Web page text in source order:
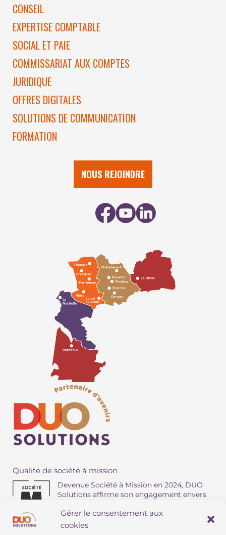
Gérer le consentement aux
cookies
CONSEIL
EXPERTISE COMPTABLE
SOCIAL ET PAIE
COMMISSARIAT AUX COMPTES
JURIDIQUE
OFFRES DIGITALES
SOLUTIONS DE COMMUNICATION
FORMATION
NOUS REJOINDRE
Qualité de société à mission
Devenue Société à Mission en 2024, DUO
Solutions affirme son engagement envers
territoires.
Téléchargez l'appMY DUO